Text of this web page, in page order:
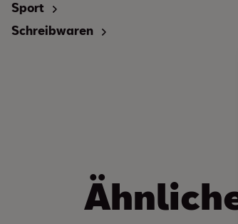
Sport
Schreibwaren